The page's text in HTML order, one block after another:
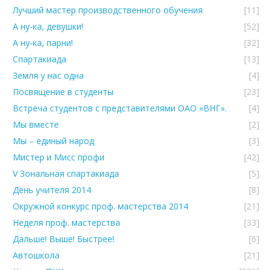
Лучший мастер производственного обучения
[11]
А ну-ка, девушки!
[52]
А ну-ка, парни!
[32]
Спартакиада
[13]
Земля у нас одна
[4]
Посвящение в студенты
[23]
Встреча студентов с представителями ОАО «ВНГ».
[4]
Мы вместе
[2]
Мы – единый народ
[3]
Мистер и Мисс профи
[42]
V Зональная спартакиада
[5]
День учителя 2014
[8]
Окружной конкурс проф. мастерства 2014
[21]
Неделя проф. мастерства
[33]
Дальше! Выше! Быстрее!
[6]
Автошкола
[21]